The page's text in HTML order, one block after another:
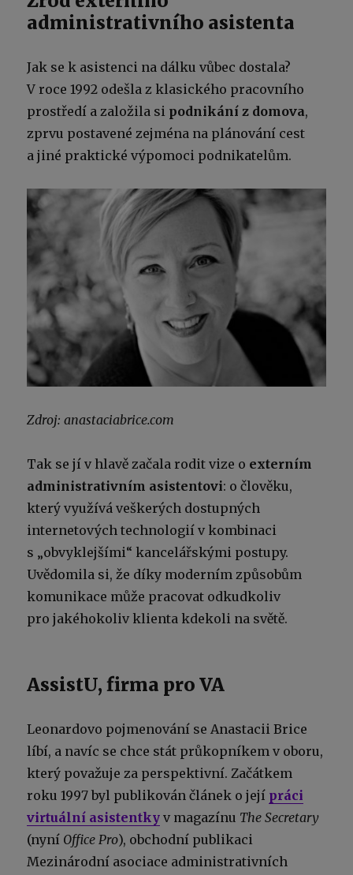
administrativního asistenta
Jak se k asistenci na dálku vůbec dostala?
V roce 1992 odešla z klasického pracovního
prostředí a založila si podnikání z domova,
zprvu postavené zejména na plánování cest
a jiné praktické výpomoci podnikatelům.
Zdroj: anastaciabrice.com
Tak se jí v hlavě začala rodit vize o externím
administrativním asistentovi: o člověku,
který využívá veškerých dostupných
internetových technologií v kombinaci
s „obvyklejšími“ kancelářskými postupy.
Uvědomila si, že díky moderním způsobům
komunikace může pracovat odkudkoliv
pro jakéhokoliv klienta kdekoli na světě.
AssistU, firma pro VA
Leonardovo pojmenování se Anastacii Brice
líbí, a navíc se chce stát průkopníkem v oboru,
který považuje za perspektivní. Začátkem
roku 1997 byl publikován článek o její práci
virtuální asistentky v magazínu The Secretary
(nyní Office Pro), obchodní publikaci
Mezinárodní asociace administrativních